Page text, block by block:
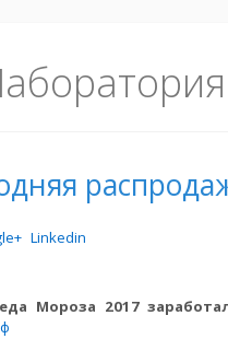
Linkedin
Мороза 2017